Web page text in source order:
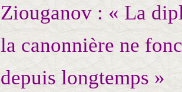
Ziouganov : « La
la canonnière ne
depuis longtemps »